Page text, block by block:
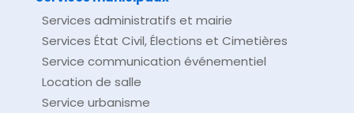
Services administratifs et mairie
Services État Civil, Élections et Cimetières
Service communication événementiel
Location de salle
Service urbanisme